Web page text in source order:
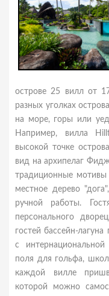
острове 25 вилл от
разных уголках
на море, горы или
Например, вилла
высокой точке
вид на архипелаг
традиционные мотивы
местное дерево
ручной работы.
персонального
гостей бассейн-
с интернациональной
поля для гольфа,
каждой вилле
которой можно